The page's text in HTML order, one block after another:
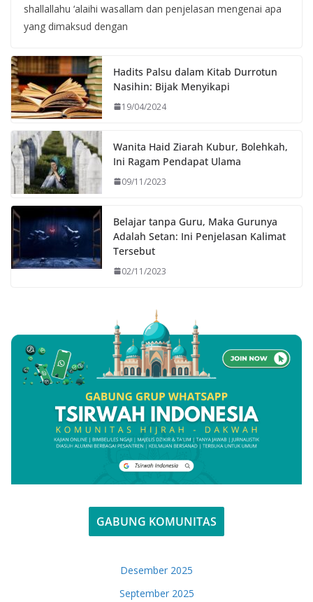
shallallahu ‘alaihi wasallam dan penjelasan mengenai apa
yang dimaksud dengan
Hadits Palsu dalam Kitab Durrotun
Nasihin: Bijak Menyikapi
19/04/2024
Wanita Haid Ziarah Kubur, Bolehkah,
Ini Ragam Pendapat Ulama
09/11/2023
Belajar tanpa Guru, Maka Gurunya
Adalah Setan: Ini Penjelasan Kalimat
Tersebut
02/11/2023
GABUNG KOMUNITAS
Desember 2025
September 2025